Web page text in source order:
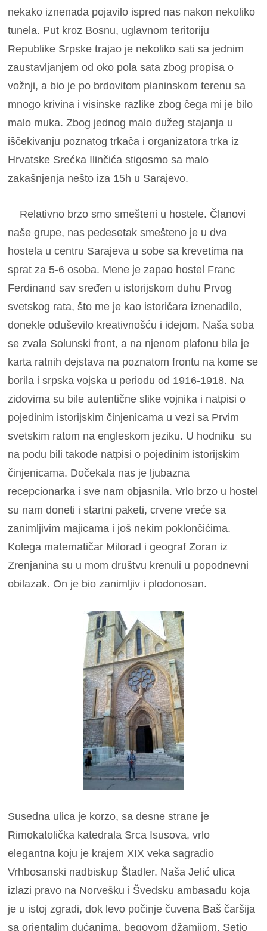
nekako iznenada pojavilo ispred nas nakon nekoliko
tunela. Put kroz Bosnu, uglavnom teritoriju
Republike Srpske trajao je nekoliko sati sa jednim
zaustavljanjem od oko pola sata zbog propisa o
vožnji, a bio je po brdovitom planinskom terenu sa
mnogo krivina i visinske razlike zbog čega mi je bilo
malo muka. Zbog jednog malo dužeg stajanja u
iščekivanju poznatog trkača i organizatora trka iz
Hrvatske Srećka Ilinčića stigosmo sa malo
zakašnjenja nešto iza 15h u Sarajevo.
Relativno brzo smo smešteni u hostele. Članovi
naše grupe, nas pedesetak smešteno je u dva
hostela u centru Sarajeva u sobe sa krevetima na
sprat za 5-6 osoba. Mene je zapao hostel Franc
Ferdinand sav sređen u istorijskom duhu Prvog
svetskog rata, što me je kao istoričara iznenadilo,
donekle oduševilo kreativnošću i idejom. Naša soba
se zvala Solunski front, a na njenom plafonu bila je
karta ratnih dejstava na poznatom frontu na kome se
borila i srpska vojska u periodu od 1916-1918. Na
zidovima su bile autentične slike vojnika i natpisi o
pojedinim istorijskim činjenicama u vezi sa Prvim
svetskim ratom na engleskom jeziku. U hodniku su
na podu bili takođe natpisi o pojedinim istorijskim
činjenicama. Dočekala nas je ljubazna
recepcionarka i sve nam objasnila. Vrlo brzo u hostel
su nam doneti i startni paketi, crvene vreće sa
zanimljivim majicama i još nekim poklončićima.
Kolega matematičar Milorad i geograf Zoran iz
Zrenjanina su u mom društvu krenuli u popodnevni
obilazak. On je bio zanimljiv i plodonosan.
Susedna ulica je korzo, sa desne strane je
Rimokatolička katedrala Srca Isusova, vrlo
elegantna koju je krajem XIX veka sagradio
Vrhbosanski nadbiskup Štadler. Naša Jelić ulica
izlazi pravo na Norvešku i Švedsku ambasadu koja
je u istoj zgradi, dok levo počinje čuvena Baš čaršija
sa orjentalim dućanima, begovom džamijom. Setio